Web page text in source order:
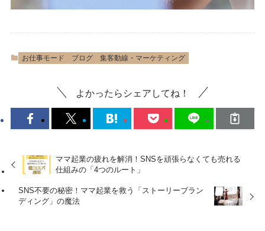
お仕事モード ブログ 集客動線・マーケティング
よかったらシェアしてね！
ママ起業の疲れを解消！SNSを頑張らなくても売れる
仕組みの「4つのルート」
SNS不要の秘密！ママ起業を救う「ストーリーブラン
ディング」の魔法